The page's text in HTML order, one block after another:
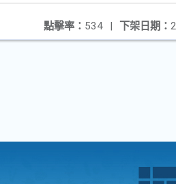
下架日期：
點擊率： 534 |